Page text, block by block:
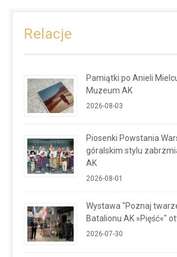
Relacje
Pamiątki po Anieli
Muzeum AK
2026-08-03
Piosenki Powstania
góralskim stylu
AK
2026-08-01
Wystawa "Poznaj
Batalionu AK »Pięść«"
2026-07-30